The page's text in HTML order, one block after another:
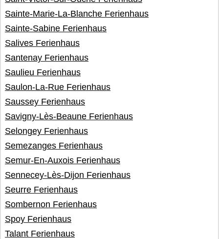
Sainte-Marie-La-Blanche Ferienhaus
Sainte-Sabine Ferienhaus
Salives Ferienhaus
Santenay Ferienhaus
Saulieu Ferienhaus
Saulon-La-Rue Ferienhaus
Saussey Ferienhaus
Savigny-Lès-Beaune Ferienhaus
Selongey Ferienhaus
Semezanges Ferienhaus
Semur-En-Auxois Ferienhaus
Sennecey-Lès-Dijon Ferienhaus
Seurre Ferienhaus
Sombernon Ferienhaus
Spoy Ferienhaus
Talant Ferienhaus